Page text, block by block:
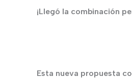
¡Llegó la combinación
Esta nueva propuesta